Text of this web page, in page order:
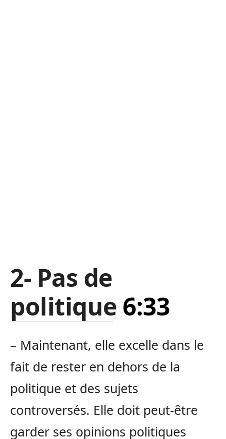
2- Pas de
politique 6:33
– Maintenant, elle excelle dans le
fait de rester en dehors de la
politique et des sujets
controversés. Elle doit peut-être
garder ses opinions politiques